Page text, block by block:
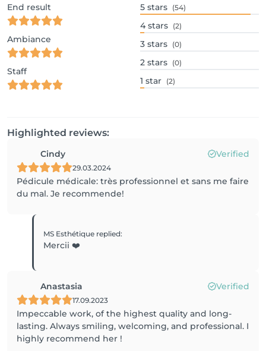
End result
Ambiance
Staff
5 stars (54)
4 stars (2)
3 stars (0)
2 stars (0)
1 star (2)
Highlighted reviews:
Cindy Verified
29.03.2024
Pédicule médicale: très professionnel et sans me faire
du mal. Je recommende!
MS Esthétique replied:
Mercii ❤️
Anastasia Verified
17.09.2023
Impeccable work, of the highest quality and long-
lasting. Always smiling, welcoming, and professional. I
highly recommend her !